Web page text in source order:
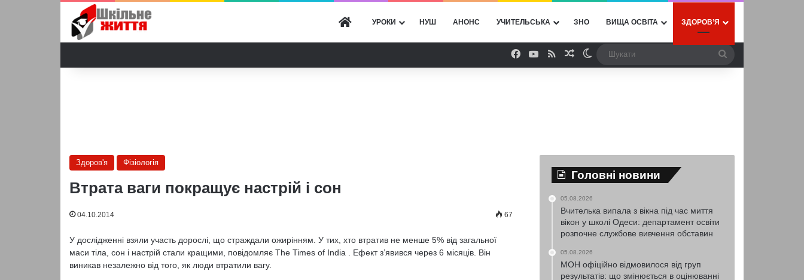
ГОЛОВНА
УРОКИ НУШ АНОНС УЧИТЕЛЬСЬКА ЗНО ВИЩА ОСВІТА ЗДОРОВ’Я
Facebook
YouTube
RSSВипадкова стаття
Switch skin
Здоров'я Фізіологія
Втрата ваги покращує настрій і сон
04.10.2014 67
У дослідженні взяли участь дорослі, що страждали ожирінням. У тих, хто втратив не менше 5% від загальної
маси тіла, сон і настрій стали кращими, повідомляє The Times of India . Ефект з’явився через 6 місяців. Він
виникав незалежно від того, як люди втратили вагу.
Головні новини
05.08.2026
Вчителька випала з вікна під час миття
вікон у школі Одеси: департамент освіти
розпочне службове вивчення обставин
05.08.2026
МОН офіційно відмовилося від груп
результатів: що змінюється в оцінюванні